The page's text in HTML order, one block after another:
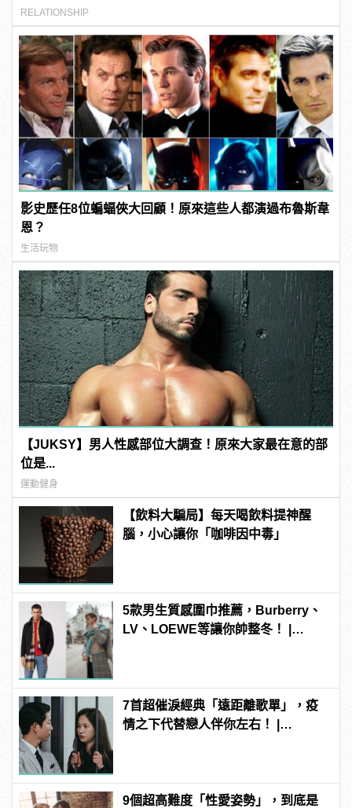
RELATIONSHIP
影史歷任8位蝙蝠俠大回顧！原來這些人都演過布魯斯韋
恩？
生活玩物
【JUKSY】男人性感部位大調查！原來大家最在意的部
位是...
運動健身
【飲料大騙局】每天喝飲料提神醒
腦，小心讓你「咖啡因中毒」
5款男生質感圍巾推薦，Burberry、
LV、LOEWE等讓你帥整冬！ |
7首超催淚經典「遠距離歌單」，疫
情之下代替戀人伴你左右！ |
9個超高難度「性愛姿勢」，到底是